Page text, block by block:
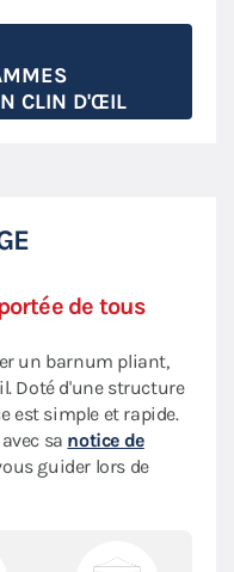
CLIN D'ŒIL
de tous
un barnum pliant,
Doté d'une structure
est simple et rapide.
sa notice de
guider lors de